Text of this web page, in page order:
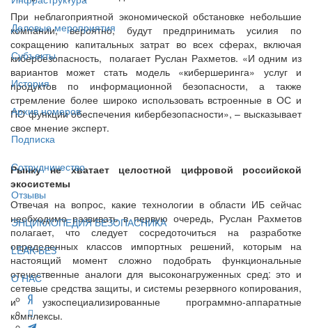
Деловые мероприятия
Субъекты
История
Архив номеров
Подписка
Сотрудничество
Отзывы
ЭНЦИКЛОПЕДИЯ БЕЗОПАСНИКА
LEAK-БЕЗ
О НАС
При неблагоприятной экономической обстановке небольшие
компании, вероятно, будут предпринимать усилия по
сокращению капитальных затрат во всех сферах, включая
кибербезопасность, полагает Руслан Рахметов. «И одним из
вариантов может стать модель «кибершеринга» услуг и
продуктов по информационной безопасности, а также
стремление более широко использовать встроенные в ОС и
ПО функции обеспечения кибербезопасности», – высказывает
свое мнение эксперт.
Рынку не хватает целостной цифровой российской
экосистемы
Отвечая на вопрос, какие технологии в области ИБ сейчас
необходимо развивать в первую очередь, Руслан Рахметов
полагает, что следует сосредоточиться на разработке
определенных классов импортных решений, которым на
настоящий момент сложно подобрать функциональные
отечественные аналоги для высоконагруженных сред: это и
сетевые средства защиты, и системы резервного копирования,
и узкоспециализированные программно-аппаратные
комплексы.